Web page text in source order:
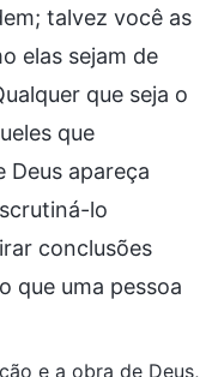
talvez você as
elas sejam de
que seja o
que
Deus apareça
lo
conclusões
que uma pessoa
e a obra de Deus,